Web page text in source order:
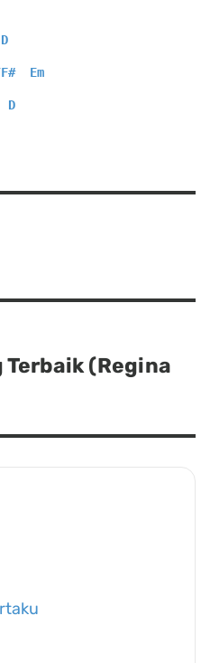
D
F#
Em
D
Terbaik (Regina